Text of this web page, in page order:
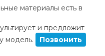
материалы есть в
и предложит
модель.
Позвонить